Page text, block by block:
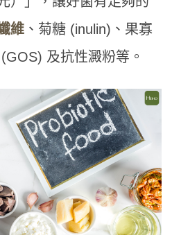
維 、菊糖 (inulin)、果寡
及抗性澱粉等。